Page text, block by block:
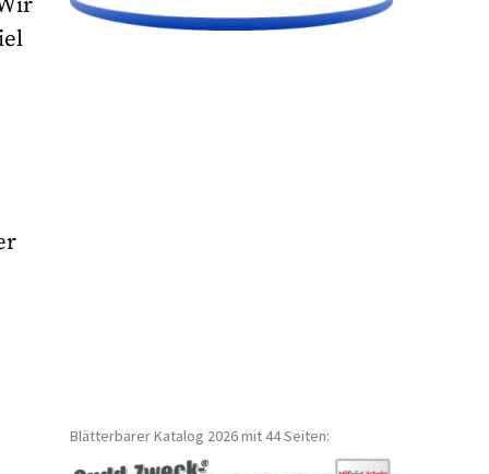
Blätterbarer Katalog 2026 mit 44 Seiten: